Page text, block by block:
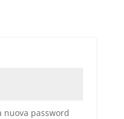
password